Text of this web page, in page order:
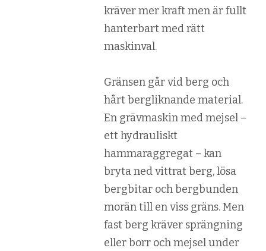
kräver mer kraft men är fullt
hanterbart med rätt
maskinval.
Gränsen går vid berg och
hårt bergliknande material.
En grävmaskin med mejsel –
ett hydrauliskt
hammaraggregat – kan
bryta ned vittrat berg, lösa
bergbitar och bergbunden
morän till en viss gräns. Men
fast berg kräver sprängning
eller borr och mejsel under